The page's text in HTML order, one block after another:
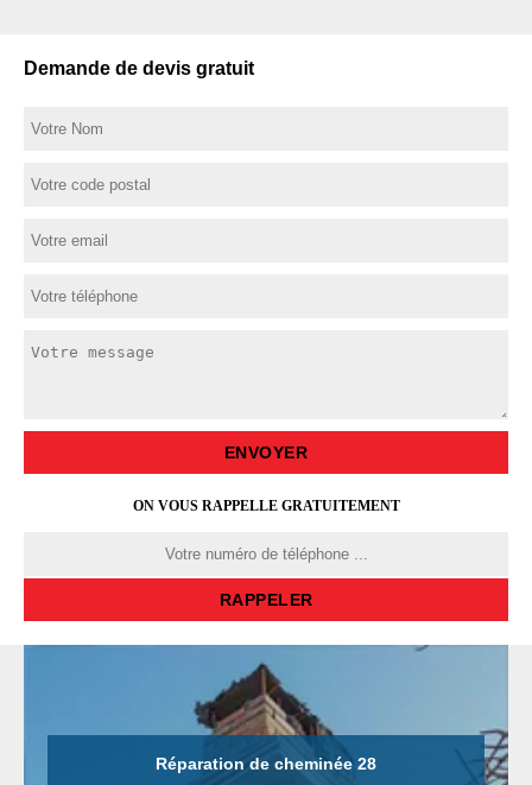
Demande de devis gratuit
ON VOUS RAPPELLE GRATUITEMENT
Réparation de cheminée 28